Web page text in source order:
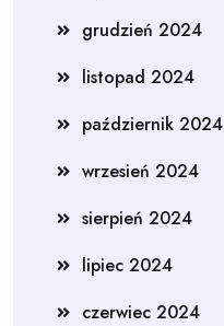
grudzień 2024
listopad 2024
październik 2024
wrzesień 2024
sierpień 2024
lipiec 2024
czerwiec 2024